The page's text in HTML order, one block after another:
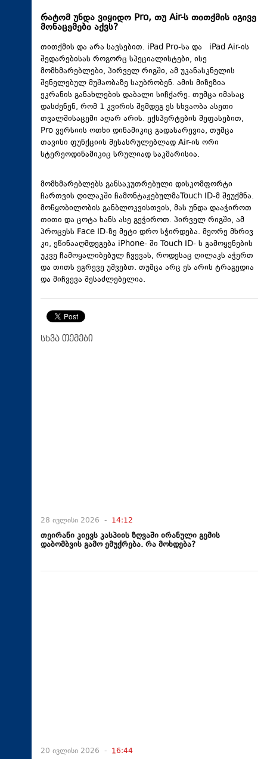
რატომ უნდა ვიყიდო Pro, თუ Air-ს თითქმის იგივე
მონაცემები აქვს?
თითქმის და არა სავსებით. iPad Pro-სა და iPad Air-ის
შედარებისას როგორც სპეციალისტები, ისე
მომხმარებლები, პირველ რიგში, ამ უკანასკნელის
შენელებულ მუშაობაზე საუბრობენ. ამის მიზეზია
ეკრანის განახლების დაბალი სიჩქარე. თუმცა იმასაც
დასძენენ, რომ 1 კვირის შემდეგ ეს სხვაობა ასეთი
თვალშისაცემი აღარ არის. ექსპერტების შეფასებით,
Pro ვერსიის ოთხი დინამიკიც გადასარევია, თუმცა
თავისი ფუნქციის შესასრულებლად Air-ის ორი
სტერეოდინამიკიც სრულიად საკმარისია.
მომხმარებლებს განსაკუთრებული დისკომფორტი
ჩართვის ღილაკში ჩამონტაჟებულმაTouch ID-მ შეუქმნა.
მოწყობილობის განბლოკვისთვის, მას უნდა დააჭიროთ
თითი და ცოტა ხანს ასე გეჭიროთ. პირველ რიგში, ამ
პროცესს Face ID-ზე მეტი დრო სჭირდება. მეორე მხრივ
კი, ეწინააღმდეგება iPhone- ში Touch ID- ს გამოყენების
უკვე ჩამოყალიბებულ ჩვევას, როდესაც ღილაკს აჭერთ
და თითს ეგრევე უშვებთ. თუმცა არც ეს არის ტრაგედია
და მიჩვევა შესაძლებელია.
სხვა თემები
28 ივლისი 2026 - 14:12
თეირანი კიევს კასპიის ზღვაში ირანული გემის
დაბომბვის გამო ემუქრება. რა მოხდება?
20 ივლისი 2026 - 16:44